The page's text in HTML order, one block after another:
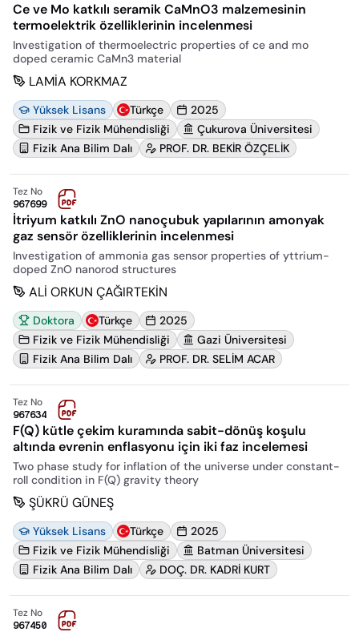
Ce ve Mo katkılı seramik CaMnO3 malzemesinin
termoelektrik özelliklerinin incelenmesi
Investigation of thermoelectric properties of ce and mo
doped ceramic CaMn3 material
LAMİA KORKMAZ
Yüksek Lisans Türkçe
2025
Fizik ve Fizik Mühendisliği
Çukurova Üniversitesi
Fizik Ana Bilim Dalı
PROF. DR. BEKİR ÖZÇELİK
Tez No
967699
İtriyum katkılı ZnO nanoçubuk yapılarının amonyak
gaz sensör özelliklerinin incelenmesi
Investigation of ammonia gas sensor properties of yttrium-
doped ZnO nanorod structures
ALİ ORKUN ÇAĞIRTEKİN
Doktora Türkçe
2025
Fizik ve Fizik Mühendisliği
Gazi Üniversitesi
Fizik Ana Bilim Dalı
PROF. DR. SELİM ACAR
Tez No
967634
F(Q) kütle çekim kuramında sabit-dönüş koşulu
altında evrenin enflasyonu için iki faz incelemesi
Two phase study for inflation of the universe under constant-
roll condition in F(Q) gravity theory
ŞÜKRÜ GÜNEŞ
Yüksek Lisans Türkçe
2025
Fizik ve Fizik Mühendisliği
Batman Üniversitesi
Fizik Ana Bilim Dalı
DOÇ. DR. KADRİ KURT
Tez No
967450